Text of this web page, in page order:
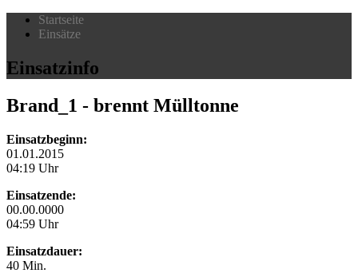
Startseite
Einsätze
Einsatzinfo
Brand_1 - brennt Mülltonne
Einsatzbeginn:
01.01.2015
04:19 Uhr
Einsatzende:
00.00.0000
04:59 Uhr
Einsatzdauer:
40 Min.